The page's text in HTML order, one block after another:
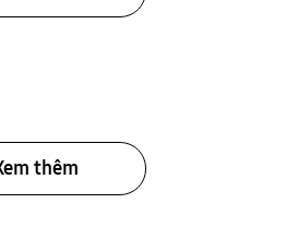
thêm